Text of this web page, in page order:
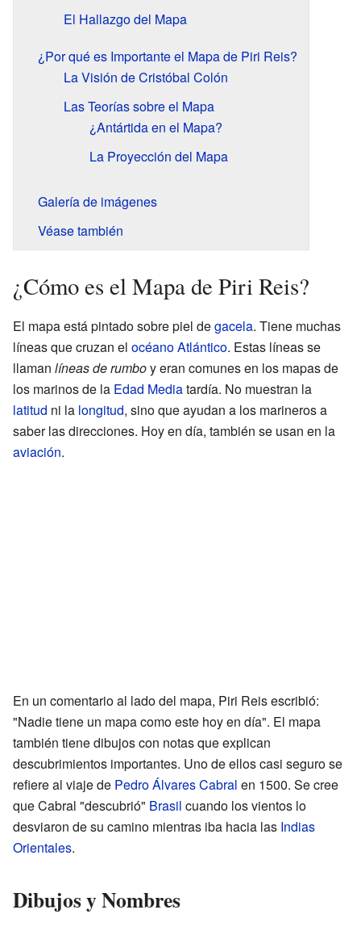
El Hallazgo del Mapa
¿Por qué es Importante el Mapa de Piri Reis?
La Visión de Cristóbal Colón
Las Teorías sobre el Mapa
¿Antártida en el Mapa?
La Proyección del Mapa
Galería de imágenes
Véase también
¿Cómo es el Mapa de Piri Reis?
El mapa está pintado sobre piel degacela. Tiene muchas
líneas que cruzan el océano Atlántico. Estas líneas se
llaman líneas de rumboy eran comunes en los mapas de
los marinos de la Edad Mediatardía. No muestran la
latitud ni la longitud, sino que ayudan a los marineros a
saber las direcciones. Hoy en día, también se usan en la
aviación.
En un comentario al lado del mapa, Piri Reis escribió:
"Nadie tiene un mapa como este hoy en día". El mapa
también tiene dibujos con notas que explican
descubrimientos importantes. Uno de ellos casi seguro se
refiere al viaje de Pedro Álvares Cabral en 1500. Se cree
que Cabral "descubrió" Brasil cuando los vientos lo
desviaron de su camino mientras iba hacia las Indias
Orientales.
Dibujos y Nombres